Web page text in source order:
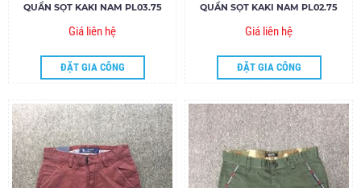
QUẦN SỌT KAKI NAM PL03.75
Giá liên hệ
ĐẶT GIA CÔNG
QUẦN SỌT KAKI NAM PL02.75
Giá liên hệ
ĐẶT GIA CÔNG